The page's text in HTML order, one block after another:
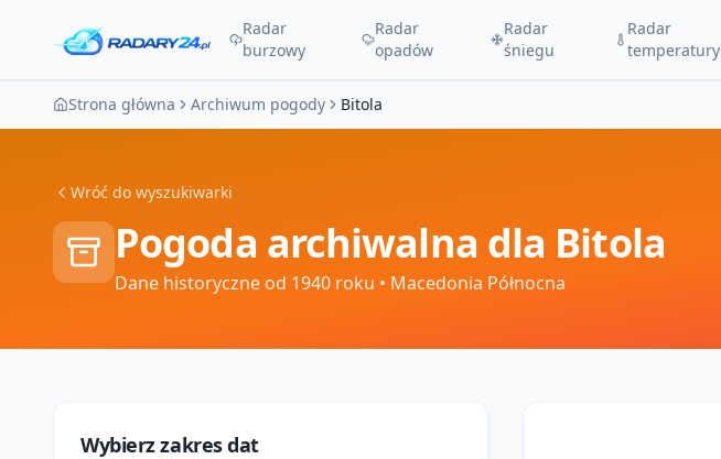
Radar
burzowy
Radar
opadów
Radar
śniegu
Radar
temperatury
Strona główna Archiwum pogody Bitola
Wróć do wyszukiwarki
Pogoda archiwalna dla Bitola
Dane historyczne od 1940 roku • Macedonia Północna
Wybierz zakres dat